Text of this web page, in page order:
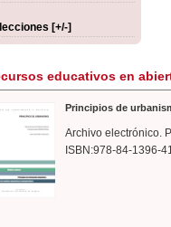
[+/-]
educativos en
Principios de
Archivo electrónico.
ISBN:978-84-1396-